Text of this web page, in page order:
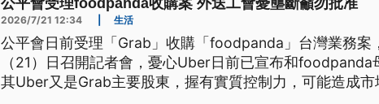
公平會受理foodpanda收購案 外送工會憂壟斷籲勿批准
2026/7/21 12:34 生活
公平會日前受理「Grab」收購「foodpanda」台灣業務案
（21）日召開記者會，憂心Uber日前已宣布和
其Uber又是Grab主要股東，握有實質控制力，可能造成市